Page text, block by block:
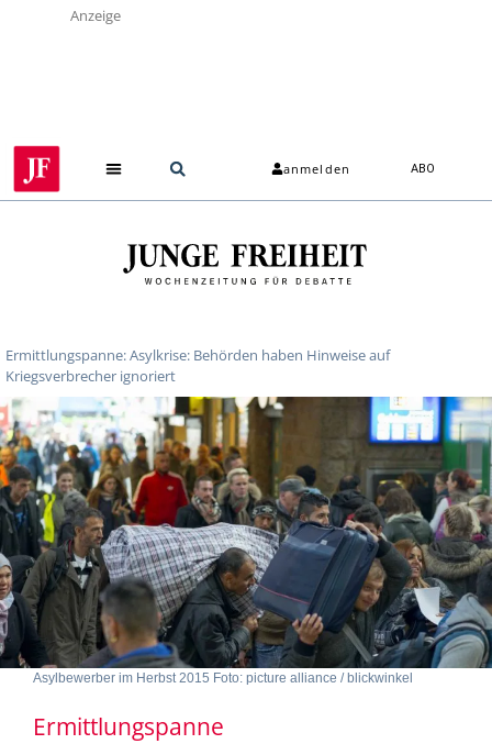
Anzeige
anmelden ABO
Ermittlungspanne: Asylkrise: Behörden haben Hinweise auf
Kriegsverbrecher ignoriert
Asylbewerber im Herbst 2015 Foto: picture alliance / blickwinkel
Ermittlungspanne